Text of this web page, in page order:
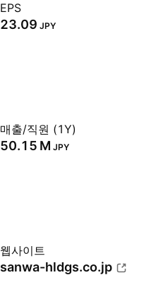
EPS
23.09 JPY
매출/직원 (1Y)
‪50.15 M‬ JPY
웹사이트
sanwa-hldgs.co.jp